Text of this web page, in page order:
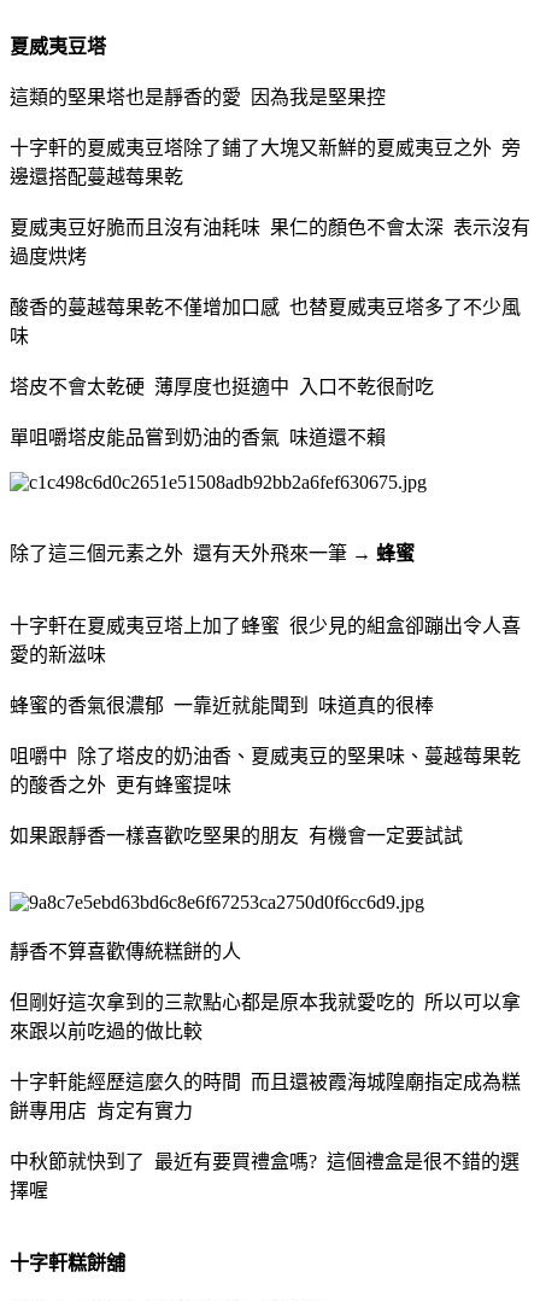
夏威夷豆塔
這類的堅果塔也是靜香的愛 因為我是堅果控
十字軒的夏威夷豆塔除了鋪了大塊又新鮮的夏威夷豆之外 旁
邊還搭配蔓越莓果乾
夏威夷豆好脆而且沒有油耗味 果仁的顏色不會太深 表示沒有
過度烘烤
酸香的蔓越莓果乾不僅增加口感 也替夏威夷豆塔多了不少風
味
塔皮不會太乾硬 薄厚度也挺適中 入口不乾很耐吃
單咀嚼塔皮能品嘗到奶油的香氣 味道還不賴
除了這三個元素之外 還有天外飛來一筆 → 蜂蜜
十字軒在夏威夷豆塔上加了蜂蜜 很少見的組盒卻蹦出令人喜
愛的新滋味
蜂蜜的香氣很濃郁 一靠近就能聞到 味道真的很棒
咀嚼中 除了塔皮的奶油香、夏威夷豆的堅果味、蔓越莓果乾
的酸香之外 更有蜂蜜提味
如果跟靜香一樣喜歡吃堅果的朋友 有機會一定要試試
靜香不算喜歡傳統糕餅的人
但剛好這次拿到的三款點心都是原本我就愛吃的 所以可以拿
來跟以前吃過的做比較
十字軒能經歷這麼久的時間 而且還被霞海城隍廟指定成為糕
餅專用店 肯定有實力
中秋節就快到了 最近有要買禮盒嗎? 這個禮盒是很不錯的選
擇喔
十字軒糕餅舖